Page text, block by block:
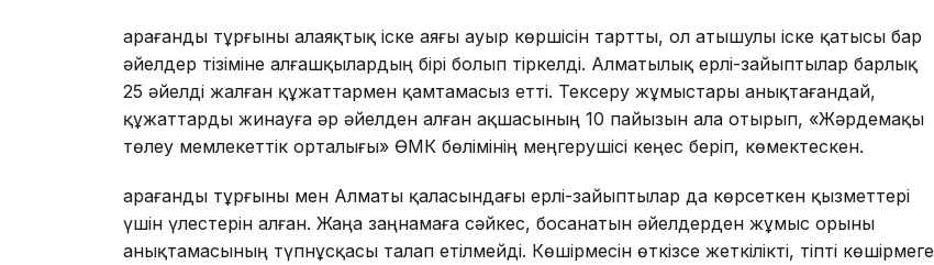
Қарағанды тұрғыны алаяқтық іске аяғы ауыр көршісін тартты, ол атышулы іске қатысы бар
әйелдер тізіміне алғашқылардың бірі болып тіркелді. Алматылық ерлі-зайыптылар барлық
25 әйелді жалған құжаттармен қамтамасыз етті. Тексеру жұмыстары анықтағандай,
құжаттарды жинауға әр әйелден алған ақшасының 10 пайызын ала отырып, «Жәрдемақы
төлеу мемлекеттік орталығы» ӨМҚК бөлімінің меңгерушісі кеңес беріп, көмектескен.
Қарағанды тұрғыны мен Алматы қаласындағы ерлі-зайыптылар да көрсеткен қызметтері
үшін үлестерін алған. Жаңа заңнамаға сәйкес, босанатын әйелдерден жұмыс орыны
анықтамасының түпнұсқасы талап етілмейді. Көшірмесін өткізсе жеткілікті, тіпті көшірмеге